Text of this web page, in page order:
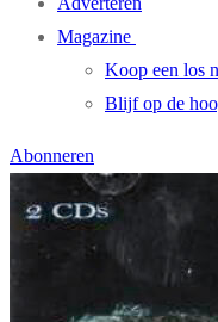
Magazine
Koop een los
Blijf op de
Abonneren